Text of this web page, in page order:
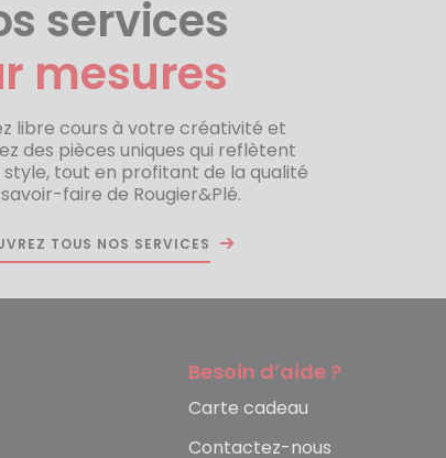
services
mesures
libre cours à votre créativité et
des pièces uniques qui reflètent
tout en profitant de la qualité
faire de Rougier&Plé.
TOUS NOS SERVICES
Besoin d’aide ?
Carte cadeau
Contactez-nous